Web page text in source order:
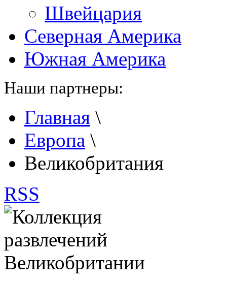
Швейцария
Северная Америка
Южная Америка
Наши партнеры:
Главная \
Европа \
Великобритания
RSS